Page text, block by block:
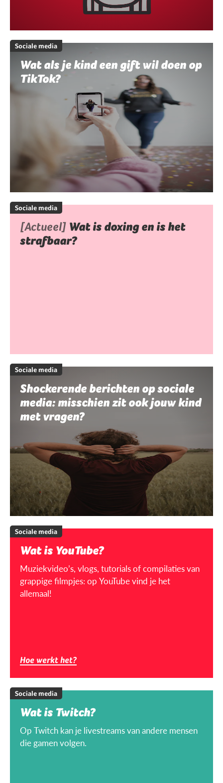
Sociale media
Wat als je kind een gift wil doen op
TikTok?
Sociale media
[Actueel] Wat is doxing en is het
strafbaar?
Sociale media
Shockerende berichten op sociale
media: misschien zit ook jouw kind
met vragen?
Sociale media
Wat is YouTube?
Muziekvideo’s, vlogs, tutorials of compilaties van
grappige filmpjes: op YouTube vind je het
allemaal!
Hoe werkt het?
Sociale media
Wat is Twitch?
Op Twitch kan je livestreams van andere mensen
die gamen volgen.